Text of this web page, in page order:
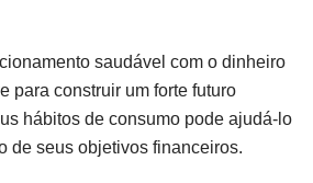
saudável com o dinheiro
para construir um forte futuro
hábitos de consumo pode ajudá-lo
de seus objetivos financeiros.